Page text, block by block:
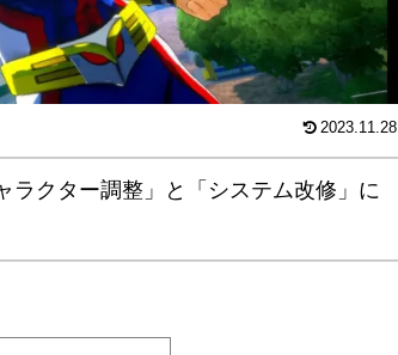
2023.11.28
ラクター調整」と「システム改修」に